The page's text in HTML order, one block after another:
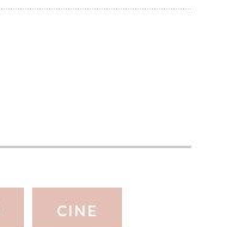
CINE